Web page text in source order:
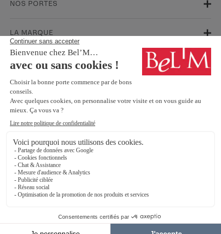
NOS PORTES
LA MARQUE
AIDE & SUPPORT
FAQ
Garanties
Service Après-Vente
BESOIN D'INFORMATIONS ? NOS CONSEILLERS SONT À VOTRE
SUIVEZ-NOUS SUR LES RÉSEAUX SOCIAUX !
Protection Des Données Personnelles
Éthique